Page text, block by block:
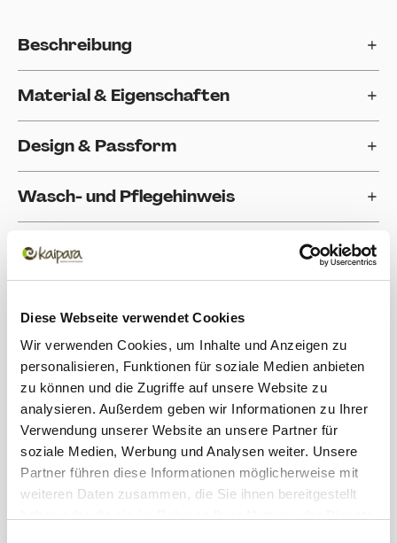
Diese Webseite verwendet Cookies
Wir verwenden Cookies, um Inhalte und Anzeigen zu
personalisieren, Funktionen für soziale Medien anbieten
zu können und die Zugriffe auf unsere Website zu
analysieren. Außerdem geben wir Informationen zu Ihrer
Verwendung unserer Website an unsere Partner für
soziale Medien, Werbung und Analysen weiter. Unsere
Partner führen diese Informationen möglicherweise mit
weiteren Daten zusammen, die Sie ihnen bereitgestellt
Beschreibung
Material & Eigenschaften
Design & Passform
Wasch- und Pflegehinweis
Herstellung & Nachhaltigkeit
Bewertungen
Produktgalerie überspringen
Zubehör